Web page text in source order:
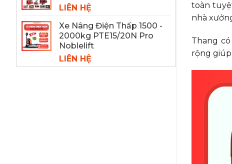
LIÊN HỆ
Xe Nâng Điện Thấp 1500 -
2000kg PTE15/20N Pro
Noblelift
LIÊN HỆ
toàn
nhà
Thang
rộng giúp